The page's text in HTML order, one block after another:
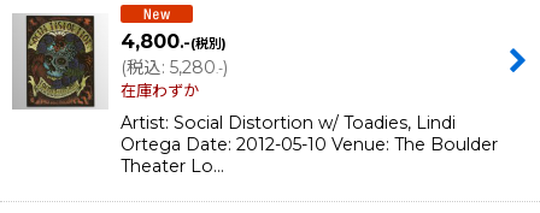
4,800.-(税別)
(税込: 5,280.-)
在庫わずか
Artist: Social Distortion w/ Toadies, Lindi
Ortega Date: 2012-05-10 Venue: The Boulder
Theater Lo…